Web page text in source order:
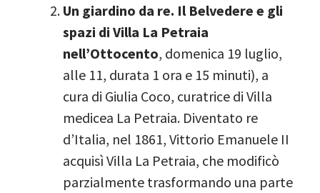
Un giardino da re. Il Belvedere e gli
spazi di Villa La Petraia
nell’Ottocento, domenica 19 luglio,
alle 11, durata 1 ora e 15 minuti), a
cura di Giulia Coco, curatrice di Villa
medicea La Petraia. Diventato re
d’Italia, nel 1861, Vittorio Emanuele II
acquisì Villa La Petraia, che modificò
parzialmente trasformando una parte